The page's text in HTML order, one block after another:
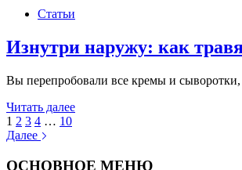
чайного
дерева
уничтожает
Статьи
Изнутри наружу: как
Вы перепробовали все кремы и
Читать далееИзнутри
детокс-
1 2 3 4 … 10
Далее
ОСНОВНОЕ МЕНЮ